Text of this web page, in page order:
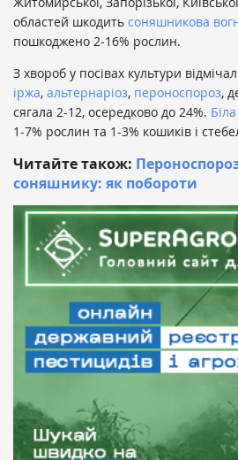
областей шкодить соняшникова
пошкоджено 2-16% рослин.
З хвороб у посівах культури
іржа, альтернаріоз, пероноспороз,
сягала 2-12, осередково до 24%. Біла
1-7% рослин та 1-3% кошиків і
Читайте також:
соняшнику: як побороти